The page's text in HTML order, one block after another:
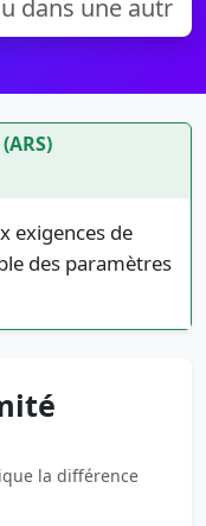
exigences de
des paramètres
la différence